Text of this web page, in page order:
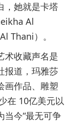
她就是卡塔
Al
Thani）。
收藏声名是
报道，玛雅莎
画作品、雕塑
在 10亿美元以
当今“最无可争